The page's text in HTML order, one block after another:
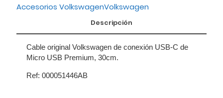
Accesorios VolkswagenVolkswagen
Descripción
Cable original Volkswagen de conexión USB-C de
Micro USB Premium, 30cm.
Ref: 000051446AB